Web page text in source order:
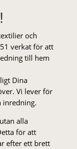
och
verkat för att
till hem
Dina
Vi lever för
inredning.
alla
för att
efter ett brett